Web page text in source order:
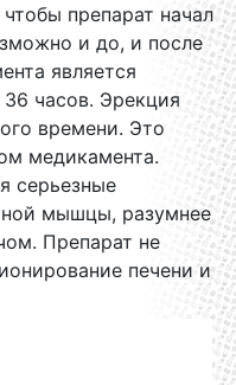
препарат начал
и до, и после
является
часов. Эрекция
времени. Это
медикамента.
серьезные
мышцы, разумнее
Препарат не
печени и